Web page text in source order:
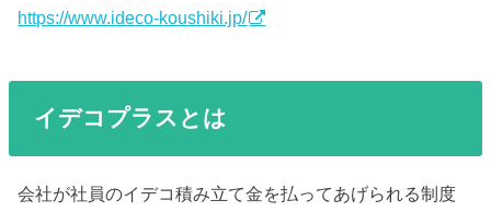
https://www.ideco-koushiki.jp/
イデコプラスとは
会社が社員のイデコ積み立て金を払ってあげられる制度